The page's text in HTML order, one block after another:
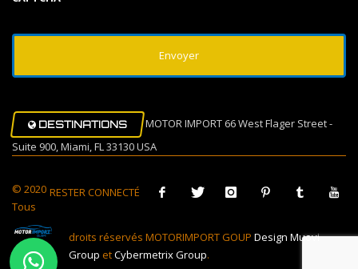
DESTINATIONS
MOTOR IMPORT 66 West Flager Street -
Suite 900, Miami, FL 33130 USA
RESTER CONNECTÉ
© 2020
Tous
droits réservés MOTORIMPORT GOUP Design Muovi
Group etCybermetrix Group.